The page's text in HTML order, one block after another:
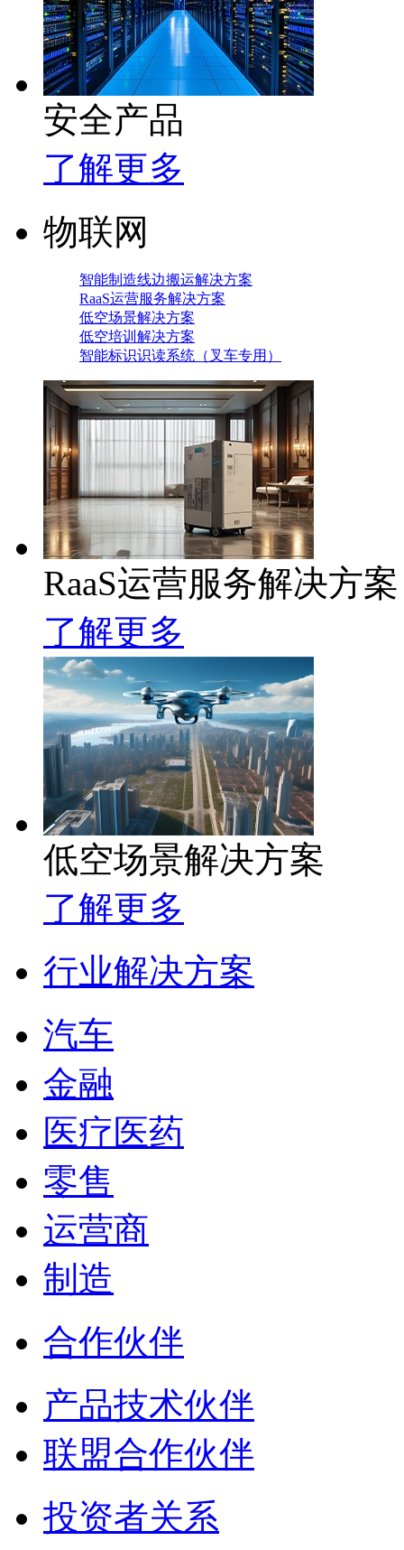
安全产品
了解更多
物联网
智能制造线边搬运解决方案
RaaS运营服务解决方案
低空场景解决方案
低空培训解决方案
智能标识识读系统（叉车专用）
RaaS运营服务解决方案
了解更多
低空场景解决方案
了解更多
行业解决方案
汽车
金融
医疗医药
零售
运营商
制造
合作伙伴
产品技术伙伴
联盟合作伙伴
投资者关系